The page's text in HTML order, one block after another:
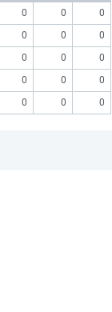
0 0
0
0 0 0
0 0
0
0 0
0
0 0 0